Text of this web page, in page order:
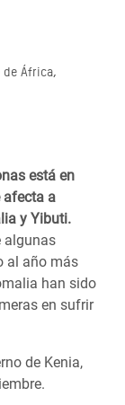
de África,
está en
afecta a
y Yibuti.
algunas
al año más
han sido
en sufrir
de Kenia,